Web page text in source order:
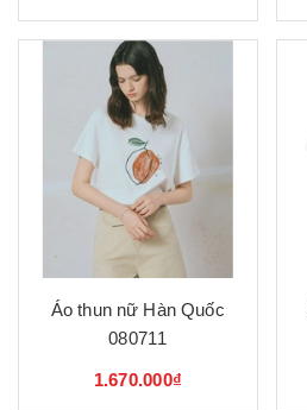
Áo thun nữ Hàn Quốc
080711
1.670.000₫